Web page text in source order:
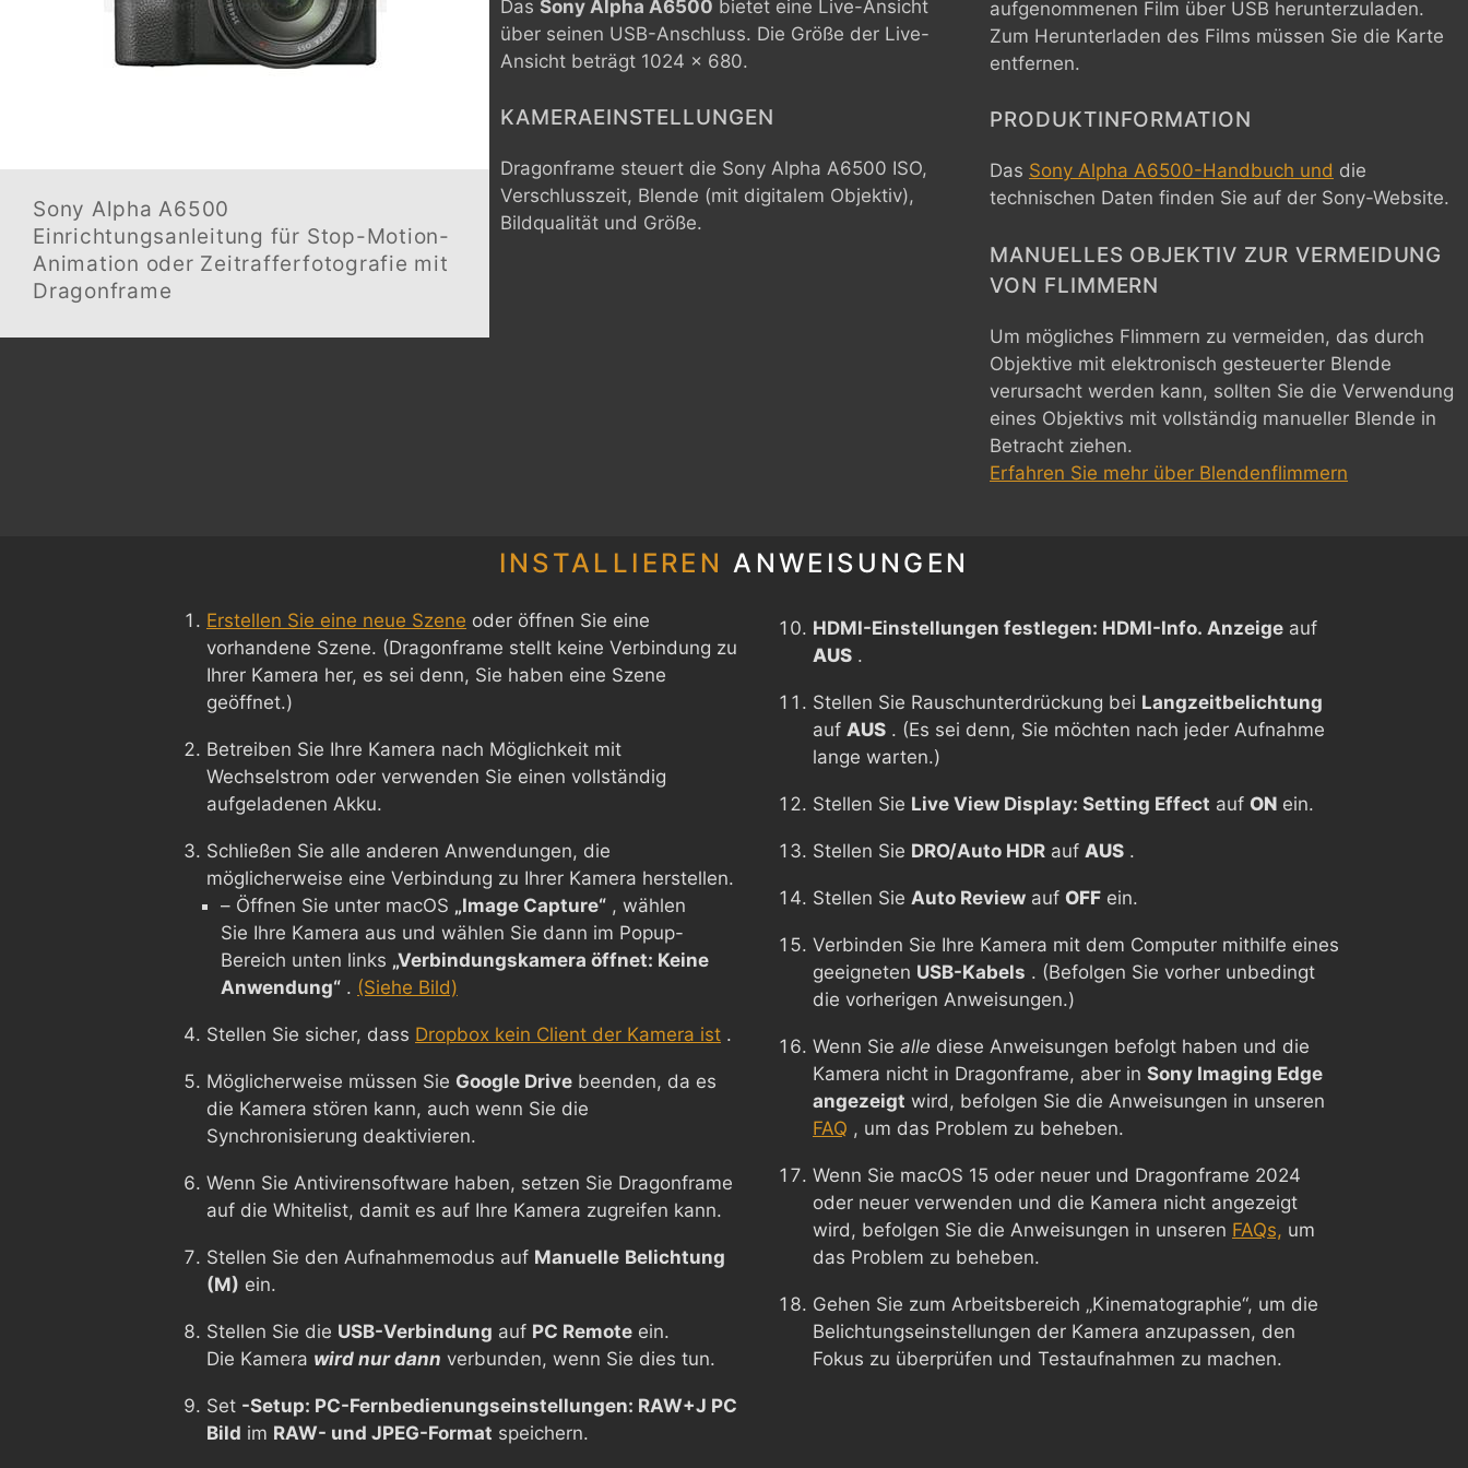
Sony Alpha A6500
Einrichtungsanleitung für Stop-Motion-
Animation oder Zeitrafferfotografie mit
Dragonframe
Das Sony Alpha A6500 bietet eine Live-Ansicht
über seinen USB-Anschluss. Die Größe der Live-
Ansicht beträgt 1024 x 680.
KAMERAEINSTELLUNGEN
Dragonframe steuert die Sony Alpha A6500 ISO,
Verschlusszeit, Blende (mit digitalem Objektiv),
Bildqualität und Größe.
aufgenommenen Film über USB herunterzuladen.
Zum Herunterladen des Films müssen Sie die Karte
entfernen.
PRODUKTINFORMATION
Das Sony Alpha A6500-Handbuch und die
technischen Daten finden Sie auf der Sony-Website.
MANUELLES OBJEKTIV ZUR VERMEIDUNG
VON FLIMMERN
Um mögliches Flimmern zu vermeiden, das durch
Objektive mit elektronisch gesteuerter Blende
verursacht werden kann, sollten Sie die Verwendung
eines Objektivs mit vollständig manueller Blende in
Betracht ziehen.
Erfahren Sie mehr über Blendenflimmern
INSTALLIEREN ANWEISUNGEN
Erstellen Sie eine neue Szene oder öffnen Sie eine
vorhandene Szene. (Dragonframe stellt keine Verbindung zu
Ihrer Kamera her, es sei denn, Sie haben eine Szene
geöffnet.)
Betreiben Sie Ihre Kamera nach Möglichkeit mit
Wechselstrom oder verwenden Sie einen vollständig
aufgeladenen Akku.
Schließen Sie alle anderen Anwendungen, die
möglicherweise eine Verbindung zu Ihrer Kamera herstellen.
– Öffnen Sie unter macOS „Image Capture“ , wählen
Sie Ihre Kamera aus und wählen Sie dann im Popup-
Bereich unten links „Verbindungskamera öffnet: Keine
Anwendung“ . (Siehe Bild)
Stellen Sie sicher, dass Dropbox kein Client der Kamera ist .
Möglicherweise müssen Sie Google Drive beenden, da es
die Kamera stören kann, auch wenn Sie die
Synchronisierung deaktivieren.
Wenn Sie Antivirensoftware haben, setzen Sie Dragonframe
auf die Whitelist, damit es auf Ihre Kamera zugreifen kann.
Stellen Sie den Aufnahmemodus auf Manuelle Belichtung
(M) ein.
Stellen Sie die USB-Verbindung auf PC Remote ein.
Die Kamera wird nur dann verbunden, wenn Sie dies tun.
Set -Setup: PC-Fernbedienungseinstellungen: RAW+J PC
Bild im RAW- und JPEG-Format speichern.
HDMI-Einstellungen festlegen: HDMI-Info. Anzeige auf
AUS .
Stellen Sie Rauschunterdrückung bei Langzeitbelichtung
auf AUS . (Es sei denn, Sie möchten nach jeder Aufnahme
lange warten.)
Stellen Sie Live View Display: Setting Effect auf ON ein.
Stellen Sie DRO/Auto HDR auf AUS .
Stellen Sie Auto Review auf OFF ein.
Verbinden Sie Ihre Kamera mit dem Computer mithilfe eines
geeigneten USB-Kabels . (Befolgen Sie vorher unbedingt
die vorherigen Anweisungen.)
Wenn Sie alle diese Anweisungen befolgt haben und die
Kamera nicht in Dragonframe, aber in Sony Imaging Edge
angezeigt wird, befolgen Sie die Anweisungen in unseren
FAQ , um das Problem zu beheben.
Wenn Sie macOS 15 oder neuer und Dragonframe 2024
oder neuer verwenden und die Kamera nicht angezeigt
wird, befolgen Sie die Anweisungen in unseren FAQs, um
das Problem zu beheben.
Gehen Sie zum Arbeitsbereich „Kinematographie“, um die
Belichtungseinstellungen der Kamera anzupassen, den
Fokus zu überprüfen und Testaufnahmen zu machen.